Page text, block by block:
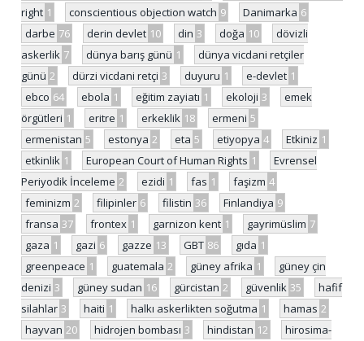
right 1 conscientious objection watch 9 Danimarka 6
darbe 76 derin devlet 10 din 3 doğa 10
dövizli
askerlik 7 dünya barış günü 1
dünya vicdani retçiler
günü 2 dürzi vicdani retçi 3 duyuru 1 e-devlet 1
ebco 64 ebola 1 eğitim zayiatı 1 ekoloji 3
emek
örgütleri 1 eritre 1 erkeklik 18 ermeni 5
ermenistan 5 estonya 2 eta 5 etiyopya 4 Etkiniz 1
etkinlik 1 European Court of Human Rights 1
Evrensel
Periyodik İnceleme 2 ezidi 1 fas 1 faşizm 4
feminizm 2 filipinler 6 filistin 36 Finlandiya 9
fransa 37 frontex 1 garnizon kent 1 gayrimüslim 7
gaza 1 gazi 6 gazze 13 GBT 86 gıda 1
greenpeace 1 guatemala 2 güney afrika 1
güney çin
denizi 3 güney sudan 16 gürcistan 2 güvenlik 35
hafif
silahlar 3 haiti 1 halkı askerlikten soğutma 1 hamas 2
hayvan 20 hidrojen bombası 3 hindistan 12
hirosima-